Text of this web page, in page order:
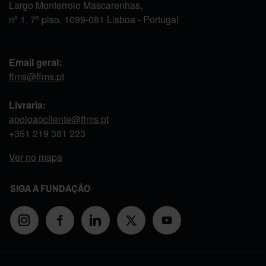
Largo Monterroio Mascarenhas,
nº 1, 7º piso, 1099-081 Lisboa - Portugal
Email geral:
ffms@ffms.pt
Livraria:
apoioaocliente@ffms.pt
+351 219 381 223
Ver no mapa
SIGA A FUNDAÇÃO